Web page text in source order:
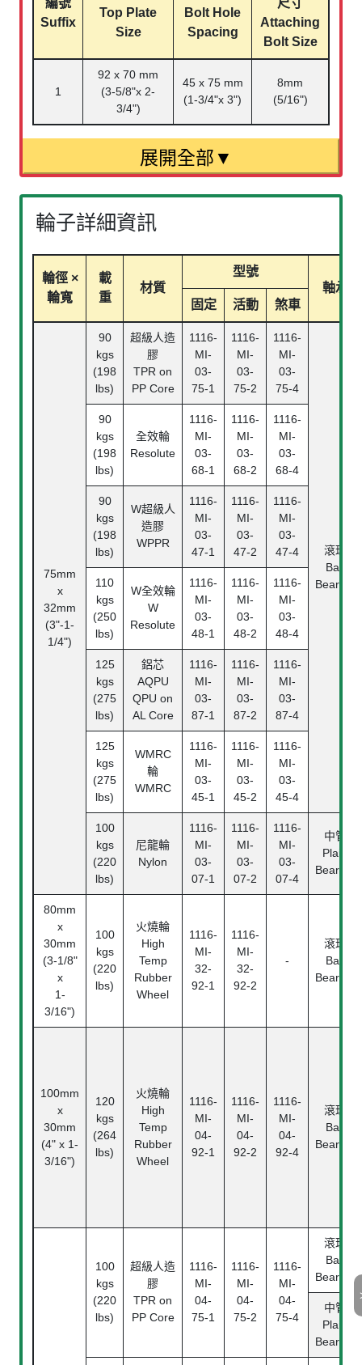
編號
Suffix
Top Plate
Size
Bolt Hole
Spacing
尺寸
Attaching
Bolt Size
1
92 x 70 mm
(3-5/8"x 2-
3/4")
45 x 75 mm
(1-3/4"x 3")
8mm
(5/16")
輪子詳細資訊
輪徑 ×
輪寬
載
重
材質
型號
軸承
固定
活動 煞車
75mm
x
32mm
(3"-1-
1/4")
90
kgs
(198
lbs)
超級人造
膠
TPR on
PP Core
1116-
MI-
03-
75-1
1116-
MI-
03-
75-2
1116-
MI-
03-
75-4
滾珠
Ball
Bearing
90
kgs
(198
lbs)
全效輪
Resolute
1116-
MI-
03-
68-1
1116-
MI-
03-
68-2
1116-
MI-
03-
68-4
90
kgs
(198
lbs)
W超級人
造膠
WPPR
1116-
MI-
03-
47-1
1116-
MI-
03-
47-2
1116-
MI-
03-
47-4
110
kgs
(250
lbs)
W全效輪
W
Resolute
1116-
MI-
03-
48-1
1116-
MI-
03-
48-2
1116-
MI-
03-
48-4
125
kgs
(275
lbs)
鋁芯
AQPU
QPU on
AL Core
1116-
MI-
03-
87-1
1116-
MI-
03-
87-2
1116-
MI-
03-
87-4
125
kgs
(275
lbs)
WMRC
輪
WMRC
1116-
MI-
03-
45-1
1116-
MI-
03-
45-2
1116-
MI-
03-
45-4
100
kgs
(220
lbs)
尼龍輪
Nylon
1116-
MI-
03-
07-1
1116-
MI-
03-
07-2
1116-
MI-
03-
07-4
中管
Plain
Bearing
80mm
x
30mm
(3-1/8"
x
1-
3/16")
100
kgs
(220
lbs)
火燒輪
High
Temp
Rubber
Wheel
1116-
MI-
32-
92-1
1116-
MI-
32-
92-2
-
滾珠
Ball
Bearing
100mm
x
30mm
(4" x 1-
3/16")
120
kgs
(264
lbs)
火燒輪
High
Temp
Rubber
Wheel
1116-
MI-
04-
92-1
1116-
MI-
04-
92-2
1116-
MI-
04-
92-4
滾珠
Ball
Bearing
100
kgs
(220
lbs)
超級人造
膠
TPR on
PP Core
1116-
MI-
04-
75-1
1116-
MI-
04-
75-2
1116-
MI-
04-
75-4
滾珠
Ball
Bearing
中管
Plain
Bearing